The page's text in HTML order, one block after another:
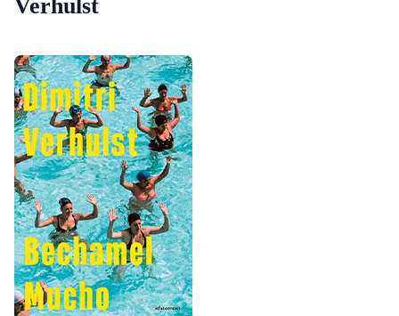
Verhulst